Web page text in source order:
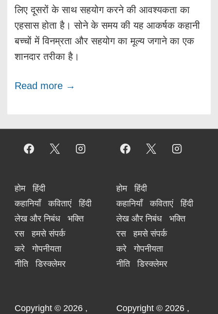
लिए दूसरों के साथ सहयोग करने की आवश्यकता का
एहसास होता है। सोने के समय की यह आकर्षक कहानी
बच्चों में विनम्रता और सहयोग का मूल्य जगाने का एक
शानदार तरीका है।
Read more →
होम
हिंदी
कहानियाँ
कविताएं
हिंदी
लेख और निबंध
भक्ति
रस
हमसे संपर्क
करे
गोपनीयता
नीति
डिस्क्लेमर
होम
हिंदी
कहानियाँ
कविताएं
हिंदी
लेख और निबंध
भक्ति
रस
हमसे संपर्क
करे
गोपनीयता
नीति
डिस्क्लेमर
Copyright © 2026 , Copyright © 2026 ,